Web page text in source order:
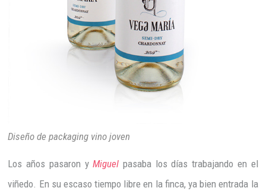
Diseño de packaging vino joven
Los años pasaron yMiguel pasaba los días trabajando en el
viñedo. En su escaso tiempo libre en la finca, ya bien entrada la